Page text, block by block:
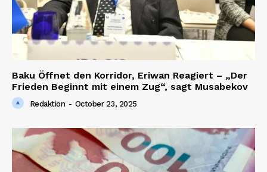
Baku Öffnet den Korridor, Eriwan Reagiert – „Der
Frieden Beginnt mit einem Zug“, sagt Musabekov
Redaktion - October 23, 2025